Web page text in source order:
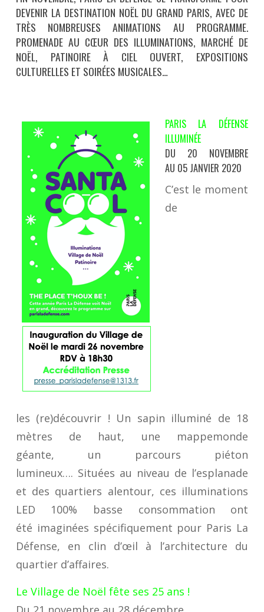
DEVENIR LA DESTINATION NOËL DU GRAND PARIS, AVEC DE
TRÈS NOMBREUSES ANIMATIONS AU PROGRAMME.
PROMENADE AU CŒUR DES ILLUMINATIONS, MARCHÉ DE
NOËL, PATINOIRE À CIEL OUVERT, EXPOSITIONS
CULTURELLES ET SOIRÉES MUSICALES…
PARIS LA DÉFENSE
ILLUMINÉE
DU 20 NOVEMBRE
AU 05JANVIER 2020
C’est le moment
de
les (re)découvrir ! Un sapin illuminé de 18
mètres de haut, une mappemonde
géante, un parcours piéton
lumineux…. Situées au niveau de l’esplanade
et des quartiers alentour, ces illuminations
LED 100% basse consommation ont
été imaginées spécifiquement pour Paris La
Défense, en clin d’œil à l’architecture du
quartier d’affaires.
Le Village de Noël fête ses 25 ans !